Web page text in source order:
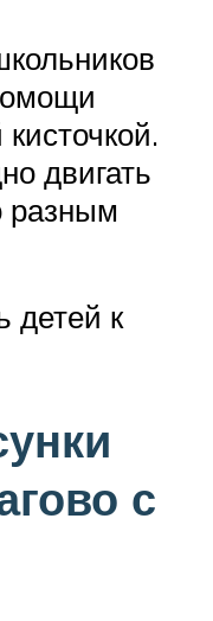
двигать
разным
детей к
с